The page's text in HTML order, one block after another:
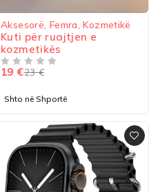
Aksesorë Femra ,Kozmetikë
Kuti për ruajtjen e
kozmetikës
23€
19 €
Shto në Shportë